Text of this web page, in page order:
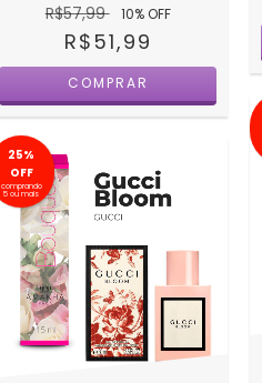
R$57,99 10% OFF
R$51,99
COMPRAR
25%
OFF
comprando
5 ou mais